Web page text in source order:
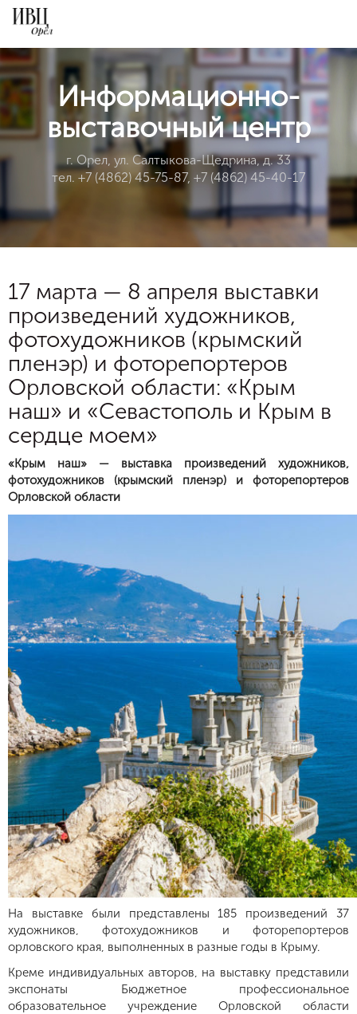
Информационно-
выставочный центр
г. Орел, ул. Салтыкова-Щедрина, д. 33
тел. +7 (4862) 45-75-87, +7 (4862) 45-40-17
17 марта — 8 апреля выставки
произведений художников,
фотохудожников (крымский
пленэр) и фоторепортеров
Орловской области: «Крым
наш» и «Севастополь и Крым в
сердце моем»
«Крым наш» — выставка произведений художников,
фотохудожников (крымский пленэр) и фоторепортеров
Орловской области
На выставке были представлены 185 произведений 37
художников, фотохудожников и фоторепортеров
орловского края, выполненных в разные годы в Крыму.
Креме индивидуальных авторов, на выставку представили
экспонаты Бюджетное профессиональное
образовательное учреждение Орловской области